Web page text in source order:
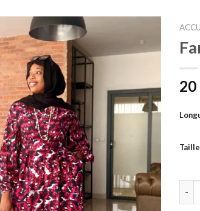
de
souhaits
20
Taille